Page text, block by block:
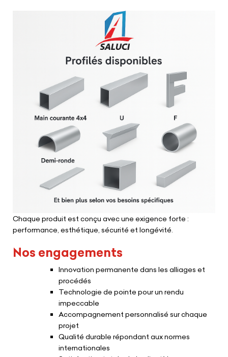
Chaque produit est conçu avec une exigence forte :
performance, esthétique, sécurité et longévité.
Nos engagements
Innovation permanente dans les alliages et
procédés
Technologie de pointe pour un rendu
impeccable
Accompagnement personnalisé sur chaque
projet
Qualité durable répondant aux normes
internationales